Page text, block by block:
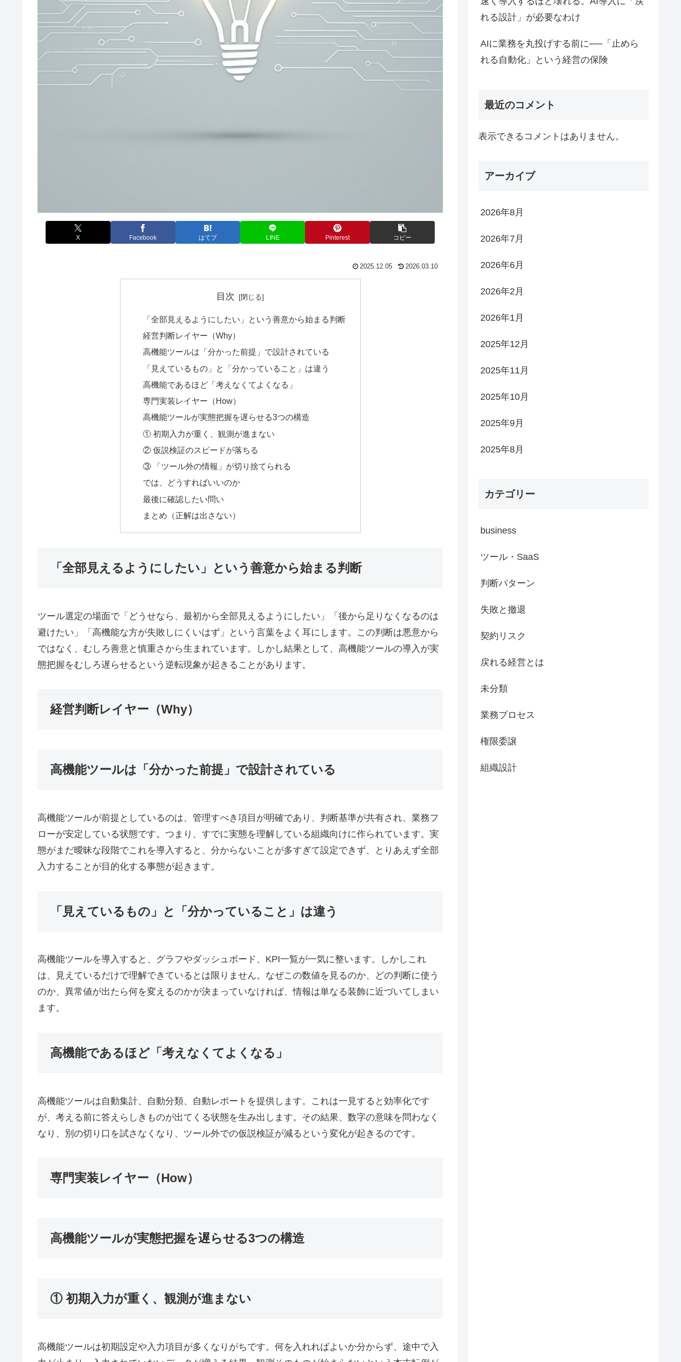
X Facebook はてブ LINE Pinterest コピー
2025.12.05 2026.03.10
目次
「全部見えるようにしたい」という善意から始まる判断
経営判断レイヤー（Why）
高機能ツールは「分かった前提」で設計されている
「見えているもの」と「分かっていること」は違う
高機能であるほど「考えなくてよくなる」
専門実装レイヤー（How）
高機能ツールが実態把握を遅らせる3つの構造
① 初期入力が重く、観測が進まない
② 仮説検証のスピードが落ちる
③ 「ツール外の情報」が切り捨てられる
では、どうすればいいのか
最後に確認したい問い
まとめ（正解は出さない）
「全部見えるようにしたい」という善意から始まる判断
ツール選定の場面で「どうせなら、最初から全部見えるようにしたい」「後から足りなくなるのは
避けたい」「高機能な方が失敗しにくいはず」という言葉をよく耳にします。この判断は悪意から
ではなく、むしろ善意と慎重さから生まれています。しかし結果として、高機能ツールの導入が実
態把握をむしろ遅らせるという逆転現象が起きることがあります。
経営判断レイヤー（Why）
高機能ツールは「分かった前提」で設計されている
高機能ツールが前提としているのは、管理すべき項目が明確であり、判断基準が共有され、業務フ
ローが安定している状態です。つまり、すでに実態を理解している組織向けに作られています。実
態がまだ曖昧な段階でこれを導入すると、分からないことが多すぎて設定できず、とりあえず全部
入力することが目的化する事態が起きます。
「見えているもの」と「分かっていること」は違う
高機能ツールを導入すると、グラフやダッシュボード、KPI一覧が一気に整います。しかしこれ
は、見えているだけで理解できているとは限りません。なぜこの数値を見るのか、どの判断に使う
のか、異常値が出たら何を変えるのかが決まっていなければ、情報は単なる装飾に近づいてしまい
ます。
高機能であるほど「考えなくてよくなる」
高機能ツールは自動集計、自動分類、自動レポートを提供します。これは一見すると効率化です
が、考える前に答えらしきものが出てくる状態を生み出します。その結果、数字の意味を問わなく
なり、別の切り口を試さなくなり、ツール外での仮説検証が減るという変化が起きるのです。
専門実装レイヤー（How）
高機能ツールが実態把握を遅らせる3つの構造
① 初期入力が重く、観測が進まない
高機能ツールは初期設定や入力項目が多くなりがちです。何を入れればよいか分からず、途中で入
れる設計」が必要なわけ
AIに業務を丸投げする前に──「止めら
れる自動化」という経営の保険
最近のコメント
表示できるコメントはありません。
アーカイブ
2026年8月
2026年7月
2026年6月
2026年2月
2026年1月
2025年12月
2025年11月
2025年10月
2025年9月
2025年8月
カテゴリー
business
ツール・SaaS
判断パターン
失敗と撤退
契約リスク
戻れる経営とは
未分類
業務プロセス
権限委譲
組織設計